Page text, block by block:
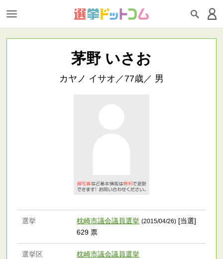
茅野 いさお
カヤノ イサオ／77歳／ 男
選挙 枕崎市議会議員選挙 (2015/04/26) [当選]
629 票
選挙区 枕崎市議会議員選挙